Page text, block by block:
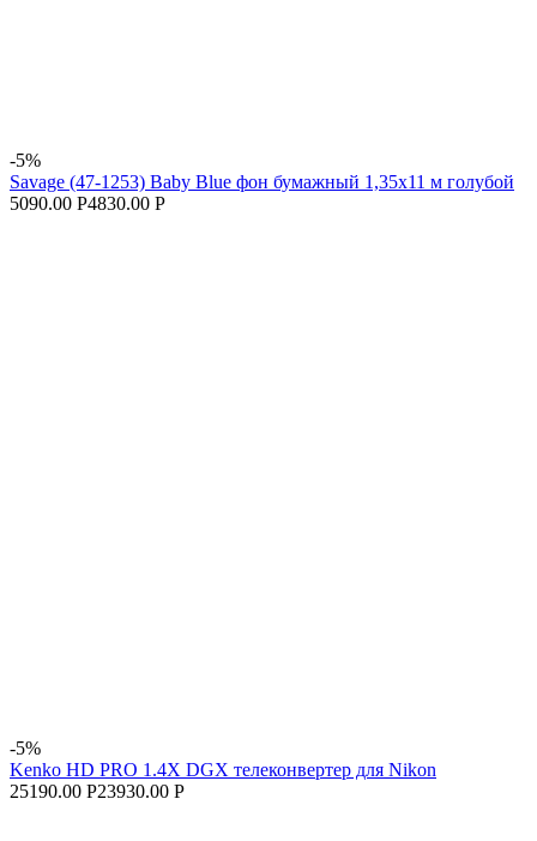
-5%
Savage (47-1253) Baby Blue фон бумажный 1,35x11 м голубой
5090.00 Р4830.00 Р
-5%
Kenko HD PRO 1.4X DGX телеконвертер для Nikon
25190.00 Р23930.00 Р